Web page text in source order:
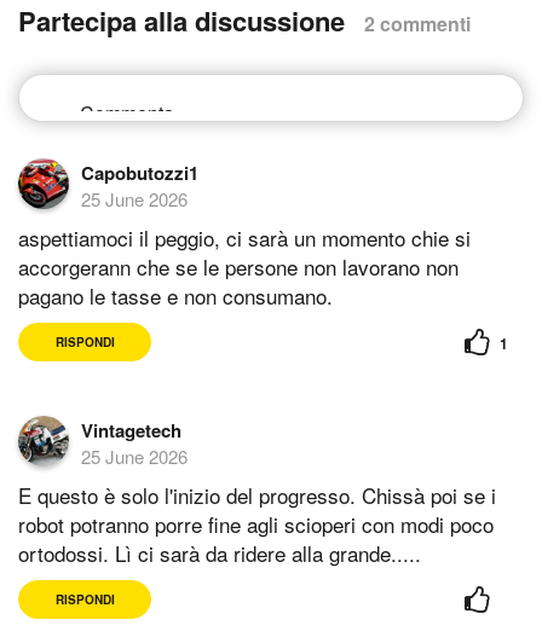
Partecipa alla discussione 2 commenti
Capobutozzi1
25 June 2026
aspettiamoci il peggio, ci sarà un momento chie si
accorgerann che se le persone non lavorano non
pagano le tasse e non consumano.
RISPONDI 1
Vintagetech
25 June 2026
E questo è solo l'inizio del progresso. Chissà poi se i
robot potranno porre fine agli scioperi con modi poco
ortodossi. Lì ci sarà da ridere alla grande.....
RISPONDI